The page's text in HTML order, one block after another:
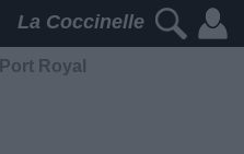
La Coccinelle
Port Royal